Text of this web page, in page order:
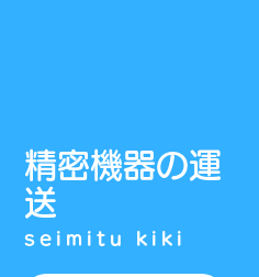
精密機器の運
送